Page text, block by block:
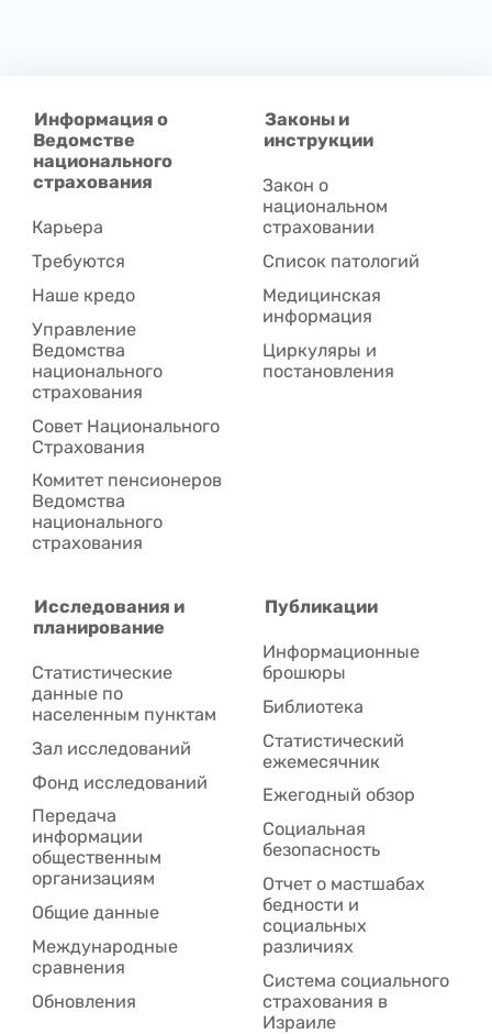
Информация о
Ведомстве
национального
страхования
Карьера
Требуются
Наше кредо
Управление
Ведомства
национального
страхования
Совет Национального
Cтрахования
Комитет пенсионеров
Ведомства
национального
страхования
Законы и
инструкции
Закон о
национальном
страховании
Список патологий
Медицинская
информация
Циркуляры и
постановления
Исследования и
планирование
Статистические
данные по
населенным пунктам
Зал исследований
Фонд исследований
Передача
информации
общественным
организациям
Общие данные
Международные
сравнения
Обновления
Публикации
Информационные
брошюры
Библиотека
Статистический
ежемесячник
Ежегодный обзор
Социальная
безопасность
Отчет о мастшабах
бедности и
социальных
различиях
Система социального
страхования в
Израиле